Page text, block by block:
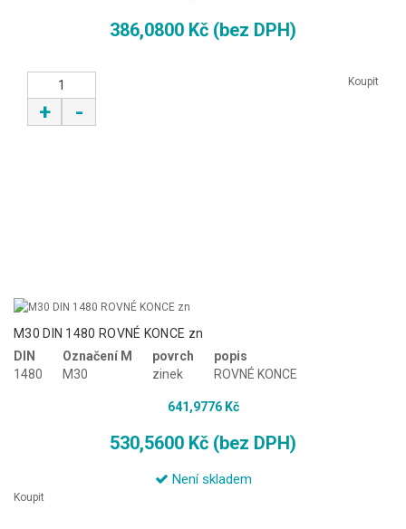
386,0800 Kč (bez DPH)
+ -
Koupit
M30 DIN 1480 ROVNÉ KONCE zn
DIN
1480
Označení M
M30
povrch
zinek
popis
ROVNÉ KONCE
641,9776 Kč
530,5600 Kč (bez DPH)
Není skladem
Koupit